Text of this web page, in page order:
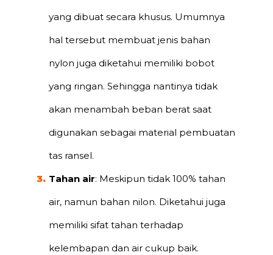
yang dibuat secara khusus. Umumnya
hal tersebut membuat jenis bahan
nylon juga diketahui memiliki bobot
yang ringan. Sehingga nantinya tidak
akan menambah beban berat saat
digunakan sebagai material pembuatan
tas ransel.
Tahan air: Meskipun tidak 100% tahan
air, namun bahan nilon. Diketahui juga
memiliki sifat tahan terhadap
kelembapan dan air cukup baik.